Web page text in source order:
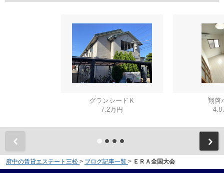
グランシードＫ
7.2万円
翔啓
4.8
府中の賃貸エステート三松 > ブログ記事一覧 > ＥＲＡ全国大会